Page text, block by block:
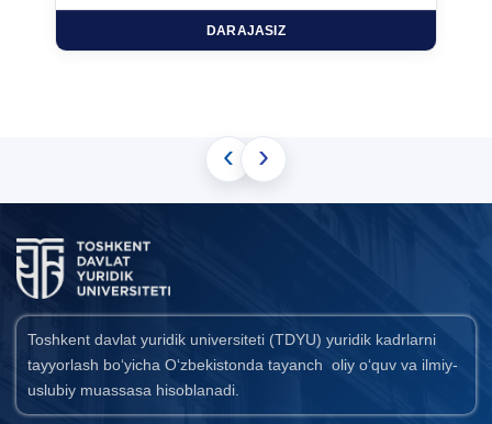
DARAJASIZ
‹ ›
Toshkent davlat yuridik universiteti (TDYU) yuridik kadrlarni
tayyorlash bo‘yicha O‘zbekistonda tayanch oliy o‘quv va ilmiy-
uslubiy muassasa hisoblanadi.